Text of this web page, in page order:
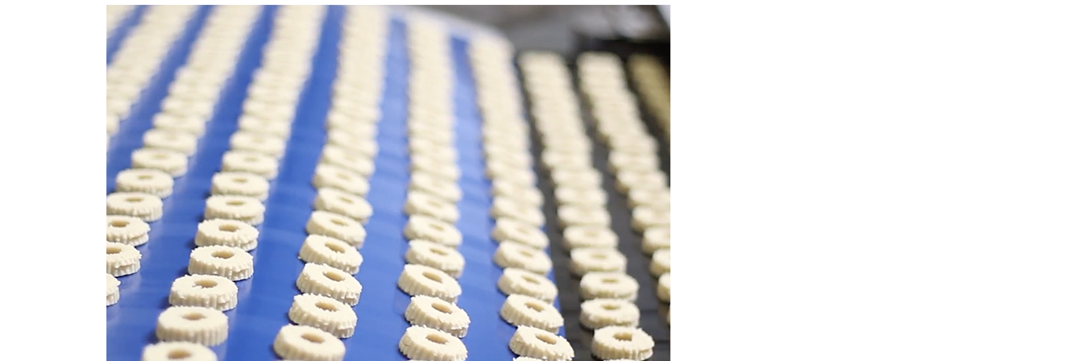
REKLAMA
U coworking prostoru, radnici su okruženi sličnim profesionalcima, što potiče
produktivnost i radnu atmosferu koju je teško postići u kućnom okruženju.
Dodatna prednost coworkinga je umrežavanje i stvaranje novih poslovnih veza.
Rad u zajedničkom prostoru omogućava razmjenu ideja, kontakata i suradnji,
čime coworking prostor postaje inkubator novih poslovnih inicijativa.
Također, prisutnost digitalnih nomada u coworking prostorima doprinosi
raznolikosti i širenju znanja, što obogaćuje lokalnu zajednicu i otvara vrata novim
projektima.